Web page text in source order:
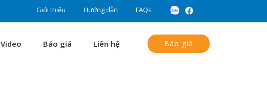
Giới thiệu Hướng dẫn FAQs
Video Báo giá Liên hệ Báo giá